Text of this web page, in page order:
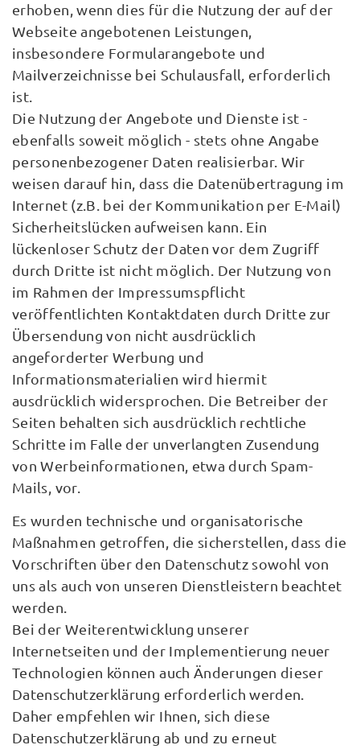
erhoben, wenn dies für die Nutzung der auf der
Webseite angebotenen Leistungen,
insbesondere Formularangebote und
Mailverzeichnisse bei Schulausfall, erforderlich
ist.
Die Nutzung der Angebote und Dienste ist -
ebenfalls soweit möglich - stets ohne Angabe
personenbezogener Daten realisierbar. Wir
weisen darauf hin, dass die Datenübertragung im
Internet (z.B. bei der Kommunikation per E-Mail)
Sicherheitslücken aufweisen kann. Ein
lückenloser Schutz der Daten vor dem Zugriff
durch Dritte ist nicht möglich. Der Nutzung von
im Rahmen der Impressumspflicht
veröffentlichten Kontaktdaten durch Dritte zur
Übersendung von nicht ausdrücklich
angeforderter Werbung und
Informationsmaterialien wird hiermit
ausdrücklich widersprochen. Die Betreiber der
Seiten behalten sich ausdrücklich rechtliche
Schritte im Falle der unverlangten Zusendung
von Werbeinformationen, etwa durch Spam-
Mails, vor.
Es wurden technische und organisatorische
Maßnahmen getroffen, die sicherstellen, dass die
Vorschriften über den Datenschutz sowohl von
uns als auch von unseren Dienstleistern beachtet
werden.
Bei der Weiterentwicklung unserer
Internetseiten und der Implementierung neuer
Technologien können auch Änderungen dieser
Datenschutzerklärung erforderlich werden.
Daher empfehlen wir Ihnen, sich diese
Datenschutzerklärung ab und zu erneut